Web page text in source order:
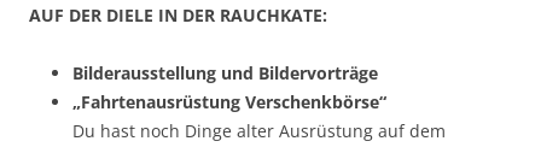
AUF DER DIELE IN DER RAUCHKATE:
Bilderausstellung und Bildervorträge
„Fahrtenausrüstung Verschenkbörse“
Du hast noch Dinge alter Ausrüstung auf dem